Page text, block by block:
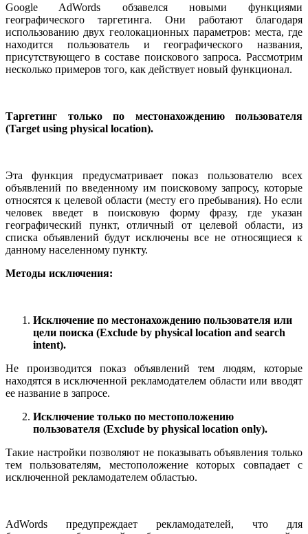
Google AdWords обзавелся новыми функциями
географического таргетинга. Они работают благодаря
использованию двух геолокационных параметров: места, где
находится пользователь и географического названия,
присутствующего в составе поискового запроса. Рассмотрим
несколько примеров того, как действует новый функционал.
Таргетинг только по местонахождению пользователя
(Target using physical location).
Эта функция предусматривает показ пользователю всех
объявлений по введенному им поисковому запросу, которые
относятся к целевой области (месту его пребывания). Но если
человек введет в поисковую форму фразу, где указан
географический пункт, отличный от целевой области, из
списка объявлений будут исключены все не относящиеся к
данному населенному пункту.
Методы исключения:
Исключение по местонахождению пользователя или
цели поиска (Exclude by physical location and search
intent).
Не производится показ объявлений тем людям, которые
находятся в исключенной рекламодателем области или вводят
ее название в запросе.
Исключение только по местоположению
пользователя (Exclude by physical location only).
Такие настройки позволяют не показывать объявления только
тем пользователям, местоположение которых совпадает с
исключенной рекламодателем областью.
AdWords предупреждает рекламодателей, что для